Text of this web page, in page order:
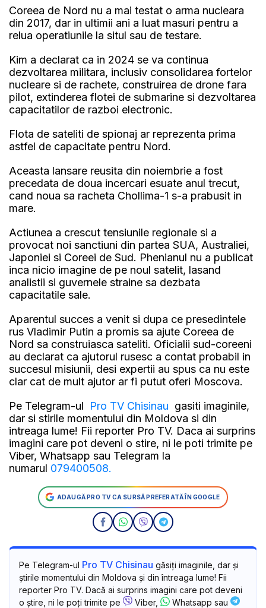
Coreea de Nord nu a mai testat o arma nucleara
din 2017, dar in ultimii ani a luat masuri pentru a
relua operatiunile la situl sau de testare.
Kim a declarat ca in 2024 se va continua
dezvoltarea militara, inclusiv consolidarea fortelor
nucleare si de rachete, construirea de drone fara
pilot, extinderea flotei de submarine si dezvoltarea
capacitatilor de razboi electronic.
Flota de sateliti de spionaj ar reprezenta prima
astfel de capacitate pentru Nord.
Aceasta lansare reusita din noiembrie a fost
precedata de doua incercari esuate anul trecut,
cand noua sa racheta Chollima-1 s-a prabusit in
mare.
Actiunea a crescut tensiunile regionale si a
provocat noi sanctiuni din partea SUA, Australiei,
Japoniei si Coreei de Sud. Phenianul nu a publicat
inca nicio imagine de pe noul satelit, lasand
analistii si guvernele straine sa dezbata
capacitatile sale.
Aparentul succes a venit si dupa ce presedintele
rus Vladimir Putin a promis sa ajute Coreea de
Nord sa construiasca sateliti. Oficialii sud-coreeni
au declarat ca ajutorul rusesc a contat probabil in
succesul misiunii, desi expertii au spus ca nu este
clar cat de mult ajutor ar fi putut oferi Moscova.
Pe Telegram-ul Pro TV Chisinau gasiti imaginile,
dar si stirile momentului din Moldova si din
intreaga lume! Fii reporter Pro TV. Daca ai surprins
imagini care pot deveni o stire, ni le poti trimite pe
Viber, Whatsapp sau Telegram la
numarul 079400508.
ADAUGĂ PRO TV CA SURSĂ PREFERATĂ ÎN GOOGLE
Pe Telegram-ul Pro TV Chisinau găsiți imaginile, dar și
știrile momentului din Moldova și din întreaga lume! Fii
reporter Pro TV. Dacă ai surprins imagini care pot deveni
o știre, ni le poți trimite pe
Viber,
Whatsapp sau